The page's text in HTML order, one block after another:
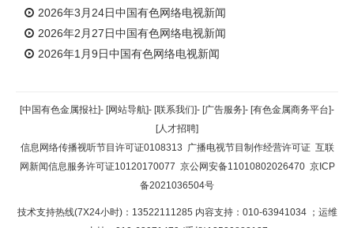
2026年3月24日中国有色网络电视新闻
2026年2月27日中国有色网络电视新闻
2026年1月9日中国有色网络电视新闻
[中国有色金属报社]- [网站导航]- [联系我们]- [广告服务]- [有色金属商务平台]-
[人才招聘]
信息网络传播视听节目许可证0108313 广播电视节目制作经营许可证 互联
网新闻信息服务许可证10120170077 京公网安备11010802026470 京ICP
备2021036504号
技术支持热线(7X24小时)：13522111285 内容支持：010-63941034 ；运维